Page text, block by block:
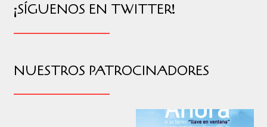
¡SÍGUENOS EN TWITTER!
NUESTROS PATROCINADORES